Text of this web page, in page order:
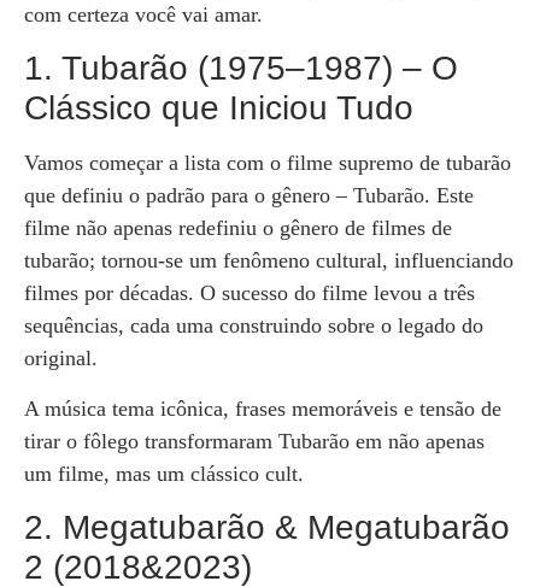
com certeza você vai amar.
1. Tubarão (1975–1987) – O
Clássico que Iniciou Tudo
Vamos começar a lista com o filme supremo de tubarão
que definiu o padrão para o gênero – Tubarão. Este
filme não apenas redefiniu o gênero de filmes de
tubarão; tornou-se um fenômeno cultural, influenciando
filmes por décadas. O sucesso do filme levou a três
sequências, cada uma construindo sobre o legado do
original.
A música tema icônica, frases memoráveis e tensão de
tirar o fôlego transformaram Tubarão em não apenas
um filme, mas um clássico cult.
2. Megatubarão & Megatubarão
2 (2018&2023)